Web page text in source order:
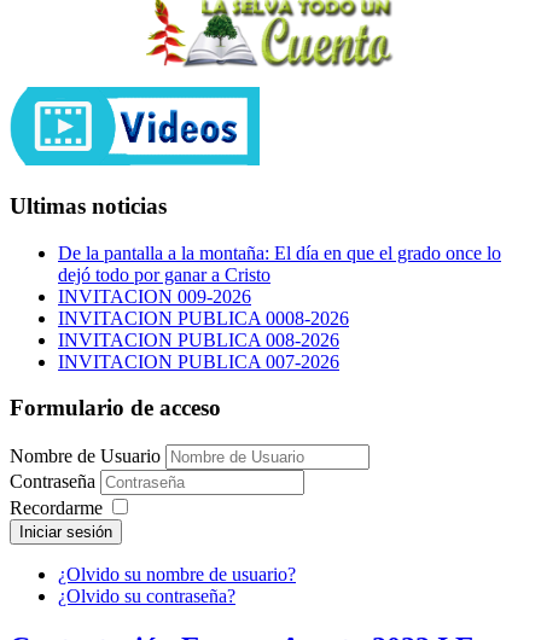
Ultimas noticias
De la pantalla a la montaña: El día en que el grado once lo
dejó todo por ganar a Cristo
INVITACION 009-2026
INVITACION PUBLICA 0008-2026
INVITACION PUBLICA 008-2026
INVITACION PUBLICA 007-2026
Formulario de acceso
Nombre de Usuario
Contraseña
Recordarme
Iniciar sesión
¿Olvido su nombre de usuario?
¿Olvido su contraseña?